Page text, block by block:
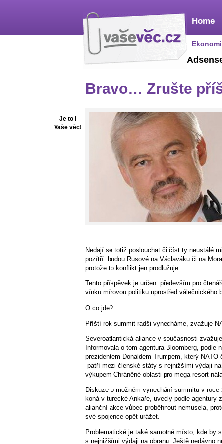
Home
Je to i
Vaše věc!
Bravo… Zrušte
Nedají se totiž poslouchat či číst ty neustálé
pozítří budou Rusové na Václaváku či na
protože to konflikt jen prodlužuje.
Tento příspěvek je určen především pro
vínku mírovou politiku uprostřed válečnického
O co jde?
Příští rok summit radši vynecháme, zvažuje
Severoatlantická aliance v současnosti
Informovala o tom agentura Bloomberg,
prezidentem Donaldem Trumpem, který
patří mezi členské státy s nejnižšími výdaji
výkupem Chráněné oblasti pro mega resort
Diskuze o možném vynechání summitu v
koná v turecké Ankaře, uvedly podle
alianční akce vůbec proběhnout nemusela,
své spojence opět urážet.
Problematické je také samotné místo, kde by
s nejnižšími výdaji na obranu. Ještě nedávno